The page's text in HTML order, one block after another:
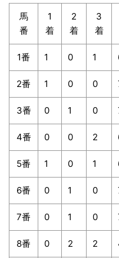
馬
番
1
着
2
着
3
着
1番 1 0 1
2番 1 0 0
3番 0 1 0
4番 0 0 2
5番 1 0 1
6番 0 1 0
7番 0 1 0
8番 0 2 2